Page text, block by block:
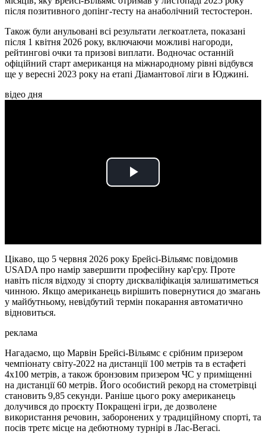
після позитивного допінг-тесту на анаболічний тестостерон.
Також були анульовані всі результати легкоатлета, показані
після 1 квітня 2026 року, включаючи можливі нагороди,
рейтингові очки та призові виплати. Водночас останній
офіційний старт американця на міжнародному рівні відбувся
ще у вересні 2023 року на етапі Діамантової ліги в Юджині.
відео дня
Play
Цікаво, що 5 червня 2026 року Брейсі-Вільямс повідомив
USADA про намір завершити професійну кар'єру. Проте
навіть після відходу зі спорту дискваліфікація залишатиметься
чинною. Якщо американець вирішить повернутися до змагань
у майбутньому, невідбутий термін покарання автоматично
відновиться.
реклама
Нагадаємо, що Марвін Брейсі-Вільямс є срібним призером
чемпіонату світу-2022 на дистанції 100 метрів та в естафеті
4х100 метрів, а також бронзовим призером ЧС у приміщенні
на дистанції 60 метрів. Його особистий рекорд на стометрівці
становить 9,85 секунди. Раніше цього року американець
долучився до проєкту Покращені ігри, де дозволене
використання речовин, заборонених у традиційному спорті, та
посів третє місце на дебютному турнірі в Лас-Вегасі.